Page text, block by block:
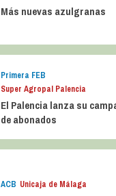
Más nuevas azulgranas
Primera FEB
Super Agropal Palencia
El Palencia lanza su
de abonados
ACB Unicaja de Málaga